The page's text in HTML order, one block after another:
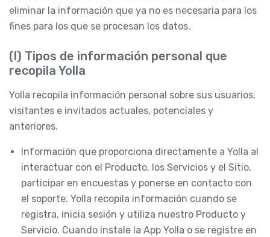
eliminar la información que ya no es necesaria para los
fines para los que se procesan los datos.
(I) Tipos de información personal que
recopila Yolla
Yolla recopila información personal sobre sus usuarios,
visitantes e invitados actuales, potenciales y
anteriores.
Información que proporciona directamente a Yolla al
interactuar con el Producto, los Servicios y el Sitio,
participar en encuestas y ponerse en contacto con
el soporte. Yolla recopila información cuando se
registra, inicia sesión y utiliza nuestro Producto y
Servicio. Cuando instale la App Yolla o se registre en